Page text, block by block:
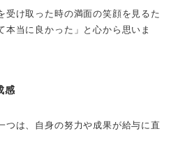
受け取った時の満面の笑顔を見るた
本当に良かった」と心から思いま
感
つは、自身の努力や成果が給与に直